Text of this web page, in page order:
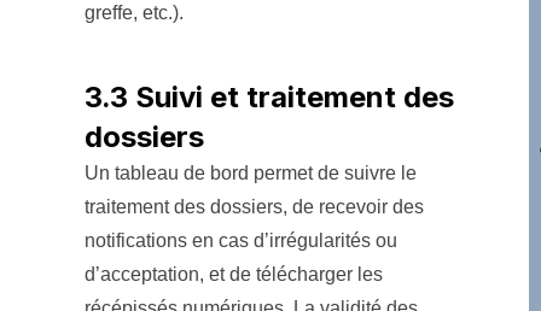
greffe, etc.).
3.3 Suivi et traitement des
dossiers
Un tableau de bord permet de suivre le
traitement des dossiers, de recevoir des
notifications en cas d’irrégularités ou
d’acceptation, et de télécharger les